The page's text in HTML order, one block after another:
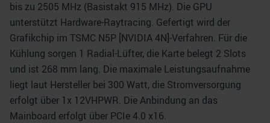
bis zu 2505 MHz (Basistakt 915 MHz). Die GPU
unterstützt Hardware-Raytracing. Gefertigt wird der
Grafikchip im TSMC N5P [NVIDIA 4N]-Verfahren. Für die
Kühlung sorgen 1 Radial-Lüfter, die Karte belegt 2 Slots
und ist 268 mm lang. Die maximale Leistungsaufnahme
liegt laut Hersteller bei 300 Watt, die Stromversorgung
erfolgt über 1x 12VHPWR. Die Anbindung an das
Mainboard erfolgt über PCIe 4.0 x16.